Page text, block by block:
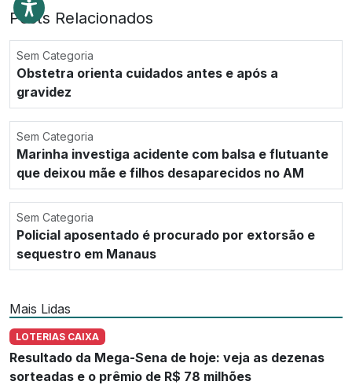
Posts Relacionados
Sem Categoria
Obstetra orienta cuidados antes e após a
gravidez
Sem Categoria
Marinha investiga acidente com balsa e flutuante
que deixou mãe e filhos desaparecidos no AM
Sem Categoria
Policial aposentado é procurado por extorsão e
sequestro em Manaus
Mais Lidas
LOTERIAS CAIXA
Resultado da Mega-Sena de hoje: veja as dezenas
sorteadas e o prêmio de R$ 78 milhões